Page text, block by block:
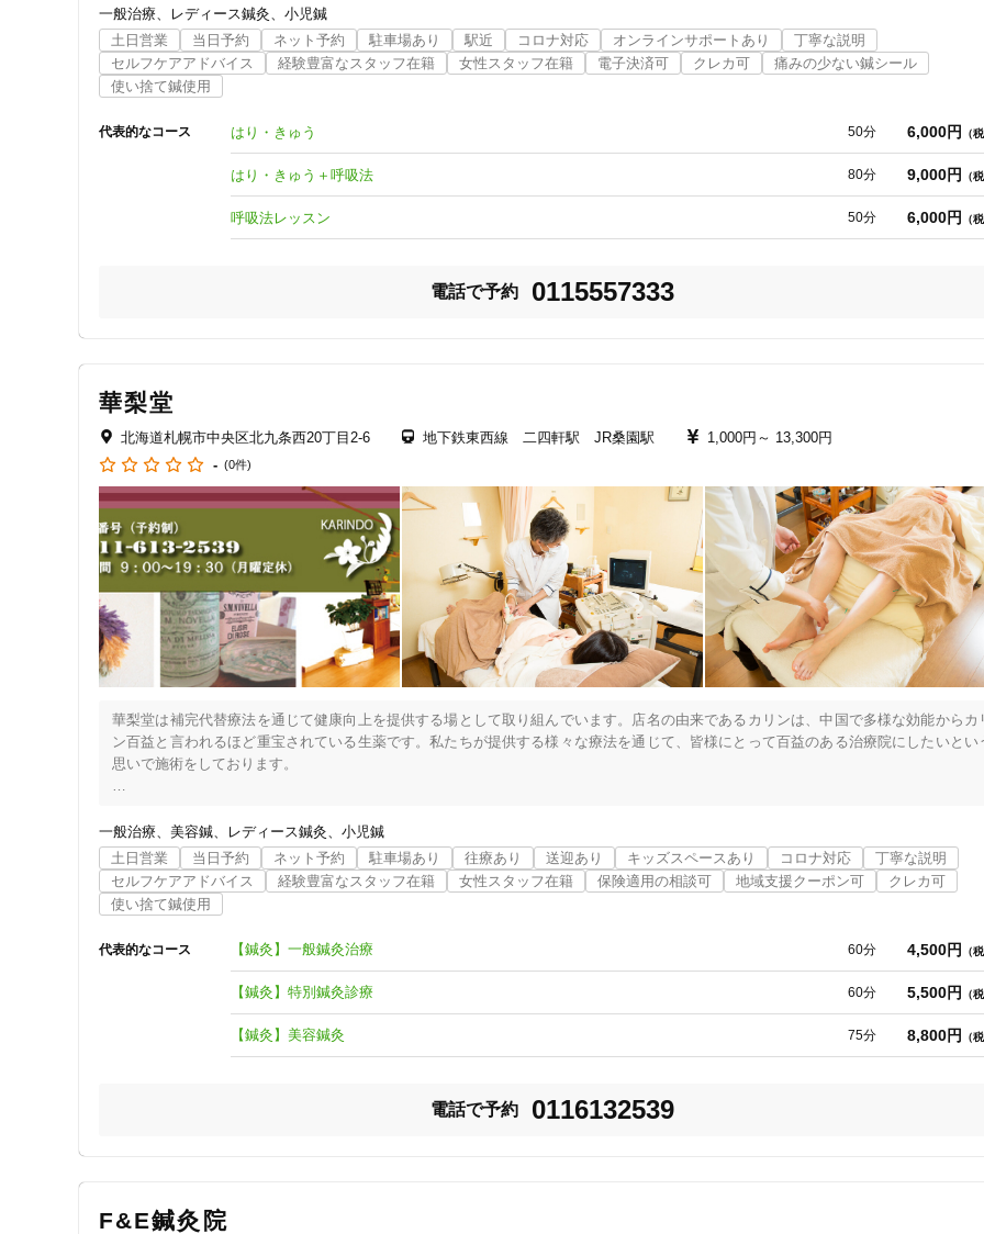
施術の特徴
支払いに関する特徴
地域支援クーポン可
6 件 検索結果を見る
・息苦しさ、動悸
・眠れない、眠りが浅い
・めまい、ふらつき
・だるさや倦怠感、疲れやすい
・胃腸の不調、便秘や下痢
・頭痛、首肩こり
検査では「異常なし」と言われたけれど、つらさは確かにある。
そんな症状の多くに、自律神経の乱れが関係しています。
しかし、ストレスや緊張が続くと呼吸は浅くなり、身体は常に力が入った状態に。
あなた本来のバランスとリズムを取り戻すサポートをいたします。
〜当院の特徴〜
来院される方の8割以上が、自律神経の乱れによる不調です。
・息がしやすくなった
・眠れるようになった
そんな変化を感じる方が多くいらっしゃいます。
② 全身をみて整える施術
不調の原因は人それぞれ。症状のある部分だけでなく、全身のバランスを整えることが回復への近道です。
③ 原因がわからない不調にも
検査で異常がない・薬や病院で改善しない症状にも対応しています。
いまのお悩みや「どうなりたいか」をしっかり伺い、改善への道筋をご提案します。
⑤ はじめての方も安心
来院される方の多くが鍼灸未経験です。
鍼灸師は国家資格を有し、安全に施術を行います。
⑥ 完全予約制
一般治療 レディース鍼灸
小児鍼
土日営業
当日予約 ネット予約 駐車場あり 駅近 コロナ対応 オンラインサポートあり
丁寧な説明
セルフケアアドバイス
経験豊富なスタッフ在籍 女性スタッフ在籍 電子決済可 クレカ可
痛みの少ない鍼シール
使い捨て鍼使用
代表的なコース はり・きゅう 50分 6,000円 （
はり・きゅう＋呼吸法 80分 9,000円 （
呼吸法レッスン 50分 6,000円 （
電話で予約 0115557333
華梨堂
北海道札幌市中央区北九条西20丁目2-6 地下鉄東西線 二四軒駅 JR桑園駅 1,000円～ 13,300円
- (0件)
華梨堂は補完代替療法を通じて健康向上を提供する場として取り組んでいます。店名の由来であるカリンは、中国で多様な効能からカ
ン百益と言われるほど重宝されている生薬です。私たちが提供する様々な療法を通じて、皆様にとって百益のある治療院にしたいとい
思いで施術をしております。
『補完代替医療で、人や社会に「＋」を提供』という理念のもと、年齢を重ねて体が不完全な状態でも、その時最高と感じて頂けるよ
な心身環境を、私たちの知識と技術を活かして、皆様にお届け致します。
－華梨堂が提供する補完代替医療法－
■伝統医療
【鍼灸治療】
細い髪の毛程度の鍼でツボを優しく刺激します。ディスポーザブルですので衛生面も安全です。鍼灸は万能ではありませんが、多種の
病に対応できます。
く、頭皮環境の正常化にもなって美しい髪へと導きます。また、薄毛や皮膚の乾燥や荒れにも専用のメニューを用意しております。
一般治療 美容鍼 レディース鍼灸
小児鍼
土日営業
当日予約 ネット予約 駐車場あり 往療あり 送迎あり キッズスペースあり コロナ対応
丁寧な説明
セルフケアアドバイス
経験豊富なスタッフ在籍 女性スタッフ在籍 保険適用の相談可 地域支援クーポン可
クレカ可
使い捨て鍼使用
代表的なコース 【鍼灸】一般鍼灸治療 60分 4,500円 （
【鍼灸】特別鍼灸診療 60分 5,500円 （
【鍼灸】美容鍼灸 75分 8,800円 （
電話で予約 0116132539
F&E鍼灸院